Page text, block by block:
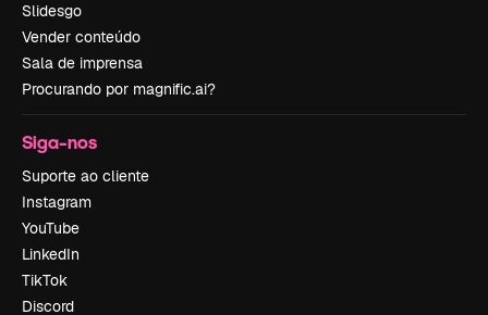
Slidesgo
Vender conteúdo
Sala de imprensa
Procurando por magnific.ai?
Siga-nos
Suporte ao cliente
Instagram
YouTube
LinkedIn
TikTok
Discord